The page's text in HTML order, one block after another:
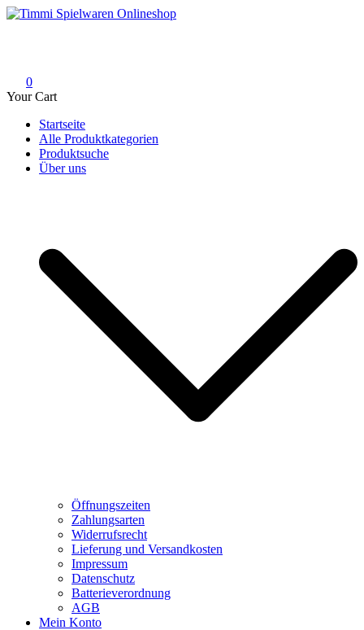
Skip
0
Your Cart
Startseite
Alle Produktkategorien
Produktsuche
Über uns
Öffnungszeiten
Zahlungsarten
Widerrufsrecht
Lieferung und Versandkosten
Impressum
Datenschutz
Batterieverordnung
AGB
Mein Konto